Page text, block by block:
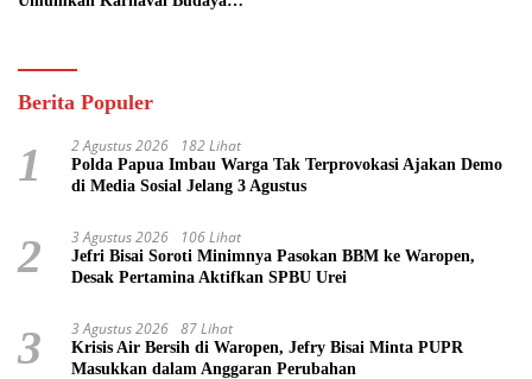
Berita Populer
1 2 Agustus 2026 182 Lihat
Polda Papua Imbau Warga Tak Terprovokasi Ajakan Demo
di Media Sosial Jelang 3 Agustus
2 3 Agustus 2026 106 Lihat
Jefri Bisai Soroti Minimnya Pasokan BBM ke Waropen,
Desak Pertamina Aktifkan SPBU Urei
3 3 Agustus 2026 87 Lihat
Krisis Air Bersih di Waropen, Jefry Bisai Minta PUPR
Masukkan dalam Anggaran Perubahan